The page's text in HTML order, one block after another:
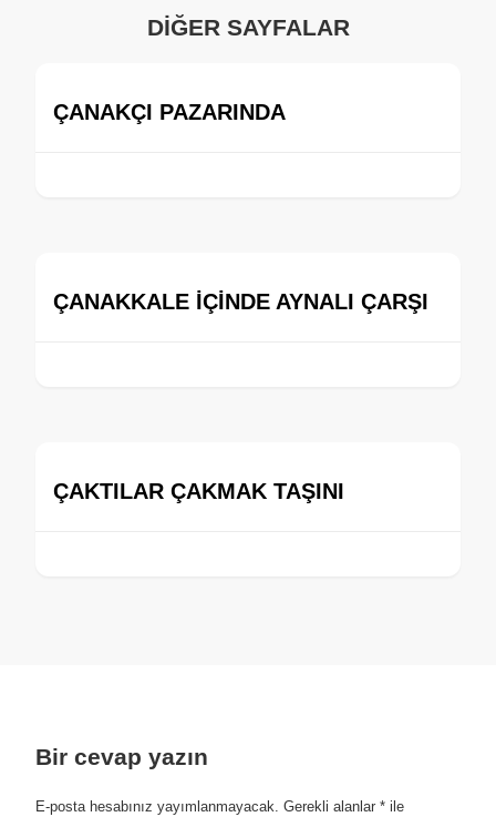
DİĞER SAYFALAR
ÇANAKÇI PAZARINDA
ÇANAKKALE İÇİNDE AYNALI ÇARŞI
ÇAKTILAR ÇAKMAK TAŞINI
Bir cevap yazın
E-posta hesabınız yayımlanmayacak. Gerekli alanlar * ile